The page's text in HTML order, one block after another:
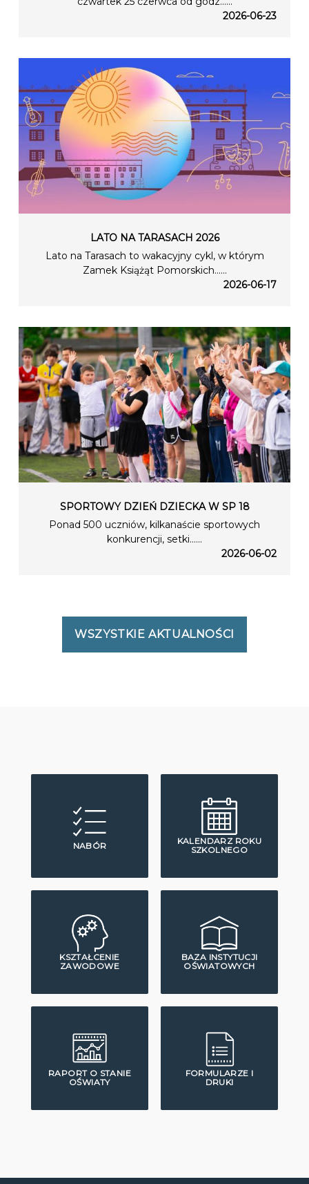
2026-06-23
LATO NA TARASACH 2026
Lato na Tarasach to wakacyjny cykl, w którym
Zamek Książąt Pomorskich…...
2026-06-17
SPORTOWY DZIEŃ DZIECKA W SP 18
Ponad 500 uczniów, kilkanaście sportowych
konkurencji, setki…...
2026-06-02
WSZYSTKIE AKTUALNOŚCI
NABÓR
KALENDARZ ROKU
SZKOLNEGO
KSZTAŁCENIE
ZAWODOWE
BAZA INSTYTUCJI
OŚWIATOWYCH
RAPORT O STANIE
OŚWIATY
FORMULARZE I
DRUKI